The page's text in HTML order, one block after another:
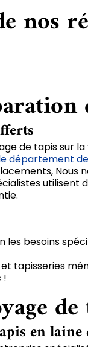
nos
de tapis sur
département
Nous
les besoins
tapisseries
!
en laine